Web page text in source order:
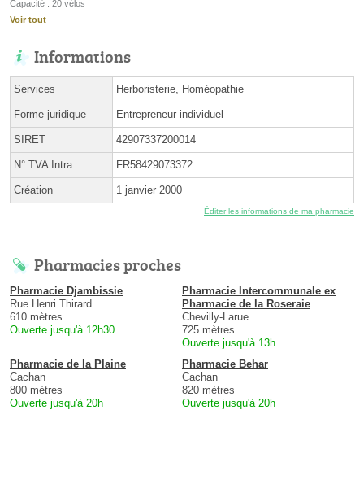
Capacité : 20 vélos
Voir tout
Informations
Services Herboristerie, Homéopathie
Forme juridique Entrepreneur individuel
SIRET 42907337200014
N° TVA Intra. FR58429073372
Création 1 janvier 2000
Éditer les informations de ma pharmacie
Pharmacies proches
Pharmacie Djambissie
Rue Henri Thirard
610 mètres
Ouverte jusqu'à 12h30
Pharmacie Intercommunale ex
Pharmacie de la Roseraie
Chevilly-Larue
725 mètres
Ouverte jusqu'à 13h
Pharmacie de la Plaine
Cachan
800 mètres
Ouverte jusqu'à 20h
Pharmacie Behar
Cachan
820 mètres
Ouverte jusqu'à 20h